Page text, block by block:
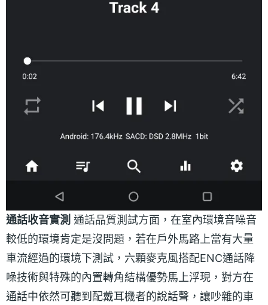
通話收音實測 通話品質測試方面，在室內環境音噪音
較低的環境肯定是沒問題，若在戶外馬路上當有大量
車流經過的環境下測試，六顆麥克風搭配ENC通話降
噪技術與特殊的內置轉角結構優勢馬上浮現，對方在
通話中依然可聽到配戴耳機者的說話聲，讓吵雜的車